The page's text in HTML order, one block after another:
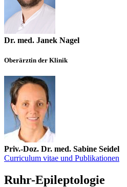
Dr. med. Janek Nagel
Oberärztin der Klinik
Priv.-Doz. Dr. med. Sabine Seidel
Curriculum vitae und Publikationen
Ruhr-Epileptologie